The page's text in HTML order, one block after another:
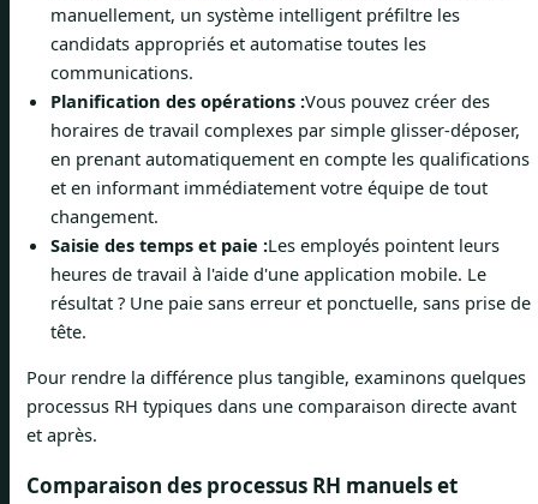
manuellement, un système intelligent préfiltre les
candidats appropriés et automatise toutes les
communications.
Planification des opérations :Vous pouvez créer des
horaires de travail complexes par simple glisser-déposer,
en prenant automatiquement en compte les qualifications
et en informant immédiatement votre équipe de tout
changement.
Saisie des temps et paie :Les employés pointent leurs
heures de travail à l'aide d'une application mobile. Le
résultat ? Une paie sans erreur et ponctuelle, sans prise de
tête.
Pour rendre la différence plus tangible, examinons quelques
processus RH typiques dans une comparaison directe avant
et après.
Comparaison des processus RH manuels et